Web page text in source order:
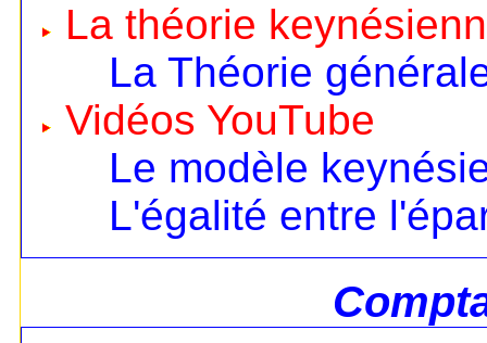
La théorie
La Théorie
Vidéos YouTube
Le modèle
L'égalité entre